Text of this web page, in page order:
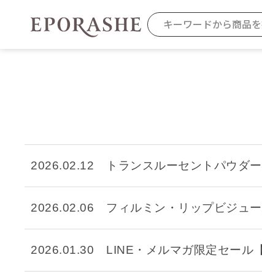
商品を探す
カテゴリから探す
お得なセット・キャンペーン
お悩み
乾燥
2026.02.12 トランスルーセントパウダ
2026.02.06 フィルミン・リップビジュ
2026.01.30 LINE・メルマガ限定セール